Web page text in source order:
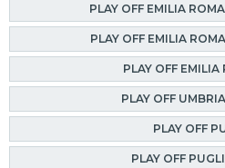
PLAY OFF EMILIA
PLAY OFF EMILIA
PLAY OFF
PLAY OFF
PLAY OFF
PLAY OFF